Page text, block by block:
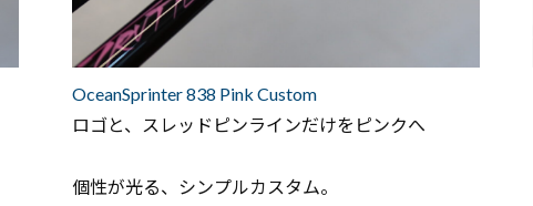
OceanSprinter 838 Pink Custom
ロゴと、スレッドピンラインだけをピンクへ
個性が光る、シンプルカスタム。